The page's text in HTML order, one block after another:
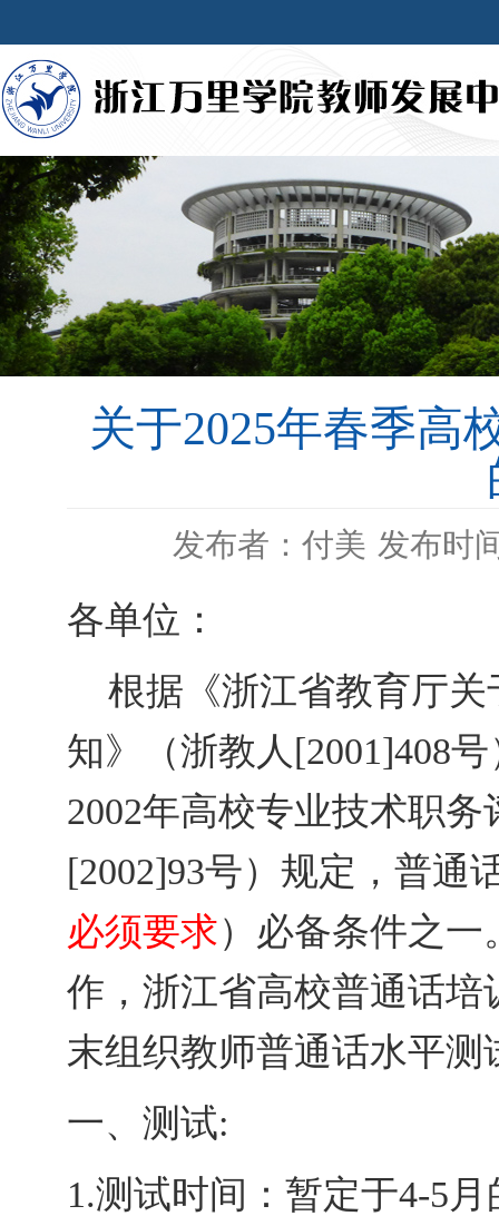
关于2025年春季高
发布者：付美 发布时
各单位 ：
根据《浙江省教育厅
知》（浙教人 [2001]408
2002年高校专业技术职
[2002]93号）规定，普通
必须要求）必备条件之一
作， 浙江省高校普通话培
末组织教师普通话水平
一、测试:
1.测试时间 ： 暂定于4-5